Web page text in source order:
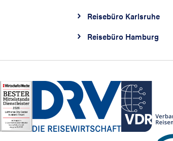
Reisebüro Karlsruhe
Reisebüro Hamburg